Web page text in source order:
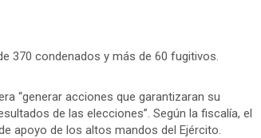
370 condenados y más de 60 fugitivos.
“generar acciones que garantizaran su
de las elecciones”. Según la fiscalía, el
apoyo de los altos mandos del Ejército.